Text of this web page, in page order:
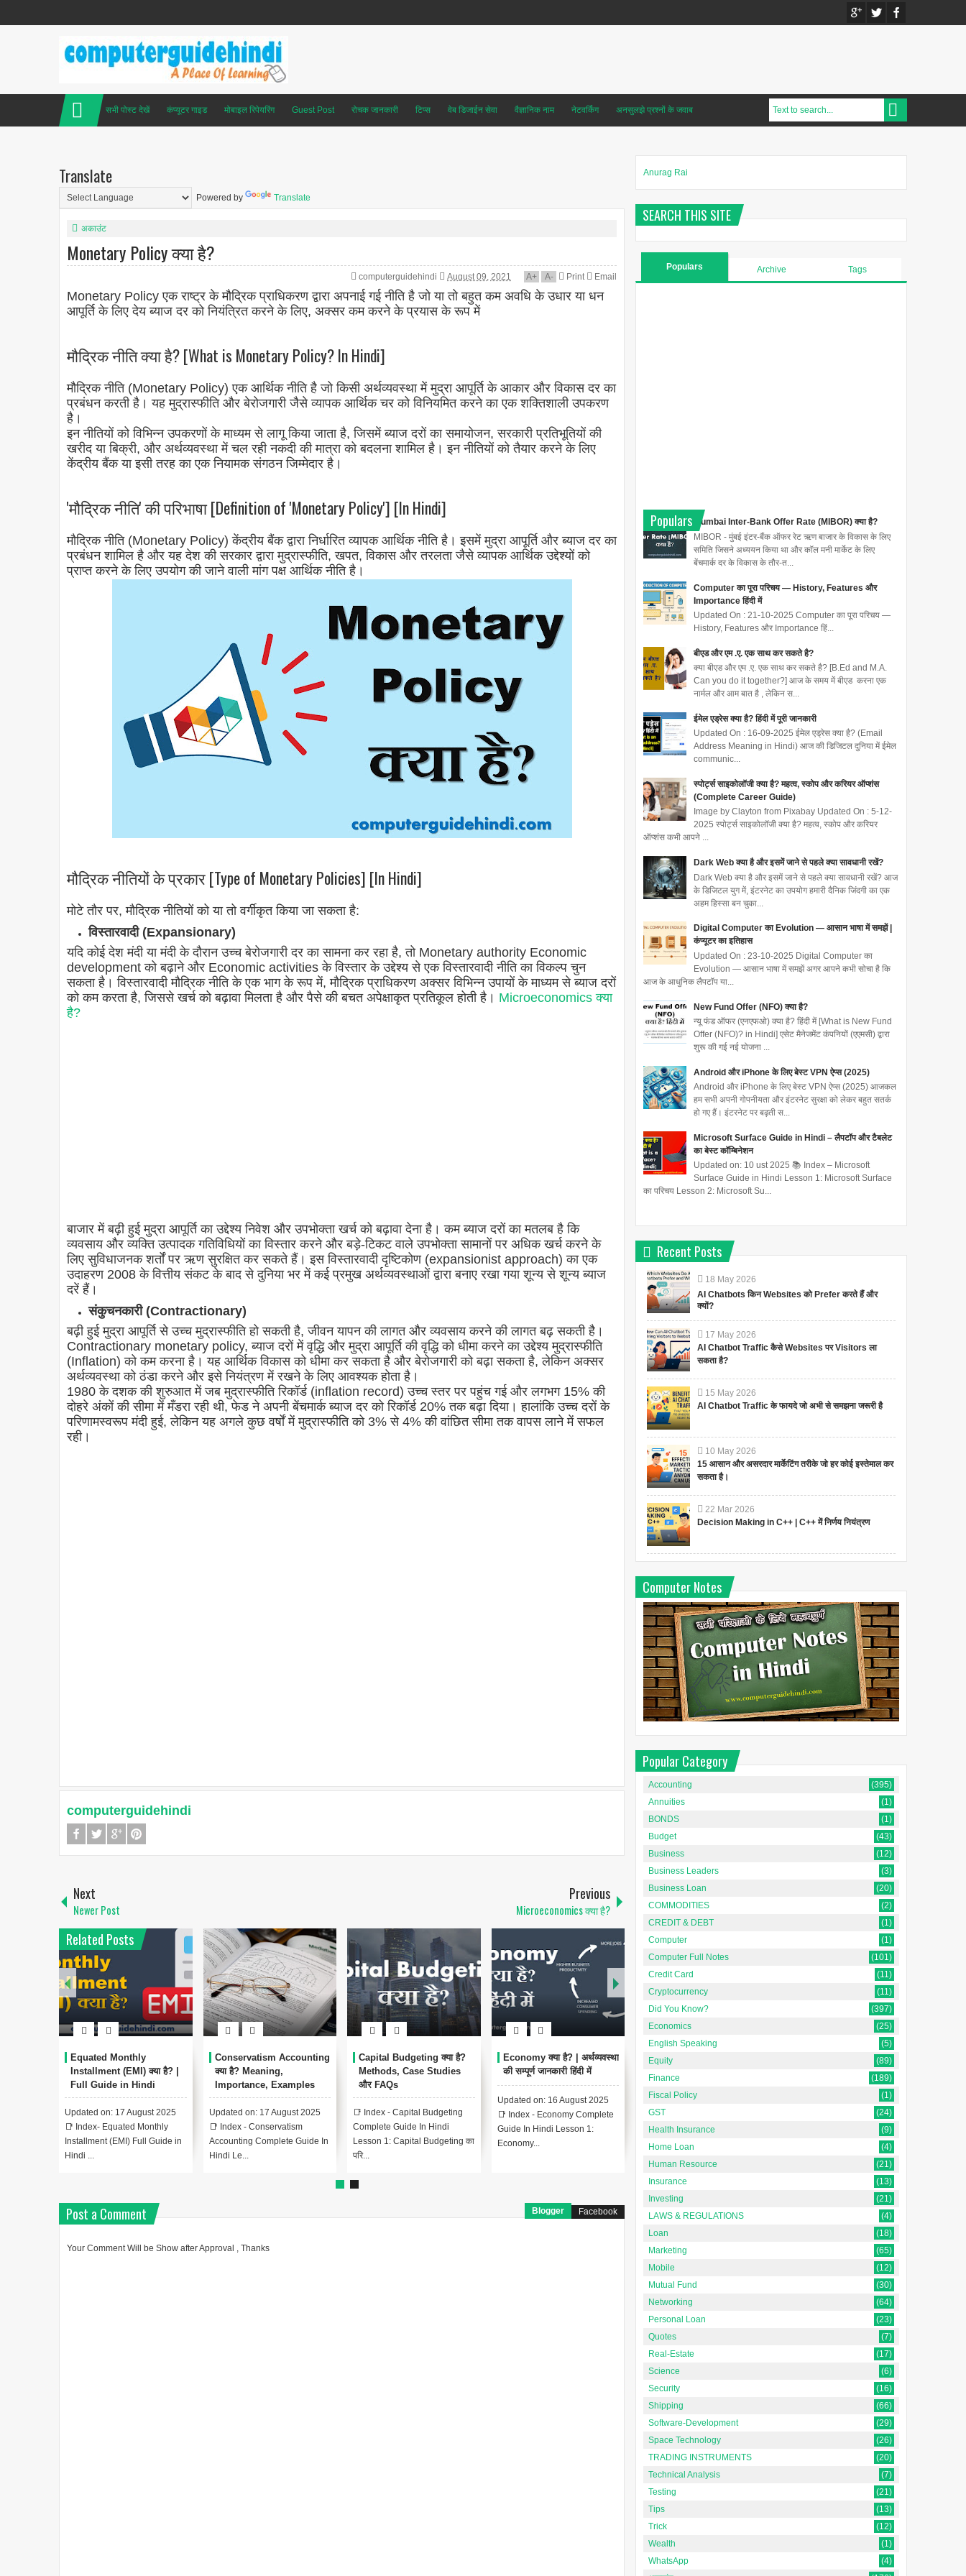
सभी पोस्ट देखें कंप्यूटर गाइड मोबाइल रिपेयरिंग Guest Post रोचक जानकारी टिप्स वेब डिजाईन सेवा वैज्ञानिक नाम नेटवर्किंग अनसुलझे प्रश्नों के जवाब
Translate
Powered by Translate
अकाउंट
Monetary Policy क्या है?
computerguidehindi August 09, 2021 A+ A- Print Email
Monetary Policy एक राष्ट्र के मौद्रिक प्राधिकरण द्वारा अपनाई गई नीति है जो या तो बहुत कम अवधि के उधार या धन
आपूर्ति के लिए देय ब्याज दर को नियंत्रित करने के लिए, अक्सर कम करने के प्रयास के रूप में
मौद्रिक नीति क्या है? [What is Monetary Policy? In Hindi]
मौद्रिक नीति (Monetary Policy) एक आर्थिक नीति है जो किसी अर्थव्यवस्था में मुद्रा आपूर्ति के आकार और विकास दर का
प्रबंधन करती है। यह मुद्रास्फीति और बेरोजगारी जैसे व्यापक आर्थिक चर को विनियमित करने का एक शक्तिशाली उपकरण
है।
इन नीतियों को विभिन्न उपकरणों के माध्यम से लागू किया जाता है, जिसमें ब्याज दरों का समायोजन, सरकारी प्रतिभूतियों की
खरीद या बिक्री, और अर्थव्यवस्था में चल रही नकदी की मात्रा को बदलना शामिल है। इन नीतियों को तैयार करने के लिए
केंद्रीय बैंक या इसी तरह का एक नियामक संगठन जिम्मेदार है।
'मौद्रिक नीति' की परिभाषा [Definition of 'Monetary Policy'] [In Hindi]
मौद्रिक नीति (Monetary Policy) केंद्रीय बैंक द्वारा निर्धारित व्यापक आर्थिक नीति है। इसमें मुद्रा आपूर्ति और ब्याज दर का
प्रबंधन शामिल है और यह देश की सरकार द्वारा मुद्रास्फीति, खपत, विकास और तरलता जैसे व्यापक आर्थिक उद्देश्यों को
प्राप्त करने के लिए उपयोग की जाने वाली मांग पक्ष आर्थिक नीति है।
मौद्रिक नीतियों के प्रकार [Type of Monetary Policies] [In Hindi]
मोटे तौर पर, मौद्रिक नीतियों को या तो वर्गीकृत किया जा सकता है:
विस्तारवादी (Expansionary)
यदि कोई देश मंदी या मंदी के दौरान उच्च बेरोजगारी दर का सामना कर रहा है, तो Monetary authority Economic
development को बढ़ाने और Economic activities के विस्तार के उद्देश्य से एक विस्तारवादी नीति का विकल्प चुन
सकता है। विस्तारवादी मौद्रिक नीति के एक भाग के रूप में, मौद्रिक प्राधिकरण अक्सर विभिन्न उपायों के माध्यम से ब्याज दरों
को कम करता है, जिससे खर्च को बढ़ावा मिलता है और पैसे की बचत अपेक्षाकृत प्रतिकूल होती है। Microeconomics क्या
है?
बाजार में बढ़ी हुई मुद्रा आपूर्ति का उद्देश्य निवेश और उपभोक्ता खर्च को बढ़ावा देना है। कम ब्याज दरों का मतलब है कि
व्यवसाय और व्यक्ति उत्पादक गतिविधियों का विस्तार करने और बड़े-टिकट वाले उपभोक्ता सामानों पर अधिक खर्च करने के
लिए सुविधाजनक शर्तों पर ऋण सुरक्षित कर सकते हैं। इस विस्तारवादी दृष्टिकोण (expansionist approach) का एक
उदाहरण 2008 के वित्तीय संकट के बाद से दुनिया भर में कई प्रमुख अर्थव्यवस्थाओं द्वारा बनाए रखा गया शून्य से शून्य ब्याज
दरें हैं।
संकुचनकारी (Contractionary)
बढ़ी हुई मुद्रा आपूर्ति से उच्च मुद्रास्फीति हो सकती है, जीवन यापन की लागत और व्यवसाय करने की लागत बढ़ सकती है।
Contractionary monetary policy, ब्याज दरों में वृद्धि और मुद्रा आपूर्ति की वृद्धि को धीमा करने का उद्देश्य मुद्रास्फीति
(Inflation) को कम करना है। यह आर्थिक विकास को धीमा कर सकता है और बेरोजगारी को बढ़ा सकता है, लेकिन अक्सर
अर्थव्यवस्था को ठंडा करने और इसे नियंत्रण में रखने के लिए आवश्यक होता है।
1980 के दशक की शुरुआत में जब मुद्रास्फीति रिकॉर्ड (inflation record) उच्च स्तर पर पहुंच गई और लगभग 15% की
दोहरे अंकों की सीमा में मँडरा रही थी, फेड ने अपनी बेंचमार्क ब्याज दर को रिकॉर्ड 20% तक बढ़ा दिया। हालांकि उच्च दरों के
परिणामस्वरूप मंदी हुई, लेकिन यह अगले कुछ वर्षों में मुद्रास्फीति को 3% से 4% की वांछित सीमा तक वापस लाने में सफल
रही।
computerguidehindi
Next
Newer Post
Previous
Microeconomics क्या है?
Related Posts
Equated Monthly
Installment (EMI) क्या है? |
Full Guide in Hindi
Updated on: 17 August 2025
📑 Index- Equated Monthly
Installment (EMI) Full Guide in
Hindi ...
Conservatism Accounting
क्या है? Meaning,
Importance, Examples
Updated on: 17 August 2025
📑 Index - Conservatism
Accounting Complete Guide In
Hindi Le...
Capital Budgeting क्या है?
Methods, Case Studies
और FAQs
📑 Index - Capital Budgeting
Complete Guide In Hindi
Lesson 1: Capital Budgeting का
परि...
Economy क्या है? | अर्थव्यवस्था
की सम्पूर्ण जानकारी हिंदी में
Updated on: 16 August 2025
📑 Index - Economy Complete
Guide In Hindi Lesson 1:
Economy...
Manual और Computerized
Manual और Computerized
Accounting के बीच अंतर क्या है? 🔍
परिचय: बदलते समय में अकाउंटिंग कैसे
Producer Surplus क्या है?
अर्थशास्त्र में उत्पादक अधिशेष को
Economics In Hindi]अर्थशा...
Post a Comment Blogger Facebook
Your Comment Will be Show after Approval , Thanks
Anurag Rai
SEARCH THIS SITE
Populars Archive Tags
Populars
Mumbai Inter-Bank Offer Rate (MIBOR) क्या है?
MIBOR - मुंबई इंटर-बैंक ऑफर रेट ऋण बाजार के विकास के लिए
समिति जिसने अध्ययन किया था और कॉल मनी मार्केट के लिए
बेंचमार्क दर के विकास के तौर-त...
Computer का पूरा परिचय — History, Features और
Importance हिंदी में
Updated On : 21-10-2025 Computer का पूरा परिचय —
History, Features और Importance हिं...
बीएड और एम .ए. एक साथ कर सकते है?
क्या बीएड और एम .ए. एक साथ कर सकते है? [B.Ed and M.A.
Can you do it together?] आज के समय में बीएड करना एक
नार्मल और आम बात है , लेकिन स...
ईमेल एड्रेस क्या है? हिंदी में पूरी जानकारी
Updated On : 16-09-2025 ईमेल एड्रेस क्या है? (Email
Address Meaning in Hindi) आज की डिजिटल दुनिया में ईमेल
communic...
स्पोर्ट्स साइकोलॉजी क्या है? महत्व, स्कोप और करियर ऑप्शंस
(Complete Career Guide)
Image by Clayton from Pixabay Updated On : 5-12-
2025 स्पोर्ट्स साइकोलॉजी क्या है? महत्व, स्कोप और करियर
ऑप्शंस कभी आपने ...
Dark Web क्या है और इसमें जाने से पहले क्या सावधानी रखें?
Dark Web क्या है और इसमें जाने से पहले क्या सावधानी रखें? आज
के डिजिटल युग में, इंटरनेट का उपयोग हमारी दैनिक जिंदगी का एक
अहम हिस्सा बन चुका...
Digital Computer का Evolution — आसान भाषा में समझें |
कंप्यूटर का इतिहास
Updated On : 23-10-2025 Digital Computer का
Evolution — आसान भाषा में समझें अगर आपने कभी सोचा है कि
आज के आधुनिक लैपटॉप या...
New Fund Offer (NFO) क्या है?
न्यू फंड ऑफर (एनएफओ) क्या है? हिंदी में [What is New Fund
Offer (NFO)? in Hindi] एसेट मैनेजमेंट कंपनियों (एएमसी) द्वारा
शुरू की गई नई योजना ...
Android और iPhone के लिए बेस्ट VPN ऐप्स (2025)
Android और iPhone के लिए बेस्ट VPN ऐप्स (2025) आजकल
हम सभी अपनी गोपनीयता और इंटरनेट सुरक्षा को लेकर बहुत सतर्क
हो गए हैं। इंटरनेट पर बढ़ती स...
Microsoft Surface Guide in Hindi – लैपटॉप और टैबलेट
का बेस्ट कॉम्बिनेशन
Updated on: 10 ust 2025 📚 Index – Microsoft
Surface Guide in Hindi Lesson 1: Microsoft Surface
का परिचय Lesson 2: Microsoft Su...
Recent Posts
18 May 2026
AI Chatbots किन Websites को Prefer करते हैं और
क्यों?
17 May 2026
AI Chatbot Traffic कैसे Websites पर Visitors ला
सकता है?
15 May 2026
AI Chatbot Traffic के फायदे जो अभी से समझना जरूरी है
10 May 2026
15 आसान और असरदार मार्केटिंग तरीके जो हर कोई इस्तेमाल कर
सकता है।
22 Mar 2026
Decision Making in C++ | C++ में निर्णय नियंत्रण
Computer Notes
Popular Category
Accounting
(395)
Annuities
(1)
BONDS
(1)
Budget
(43)
Business
(12)
Business Leaders
(3)
Business Loan
(20)
COMMODITIES
(2)
CREDIT & DEBT
(1)
Computer
(1)
Computer Full Notes
(101)
Credit Card
(11)
Cryptocurrency
(11)
Did You Know?
(397)
Economics
(25)
English Speaking
(5)
Equity
(89)
Finance
(189)
Fiscal Policy
(1)
GST
(24)
Health Insurance
(9)
Home Loan
(4)
Human Resource
(21)
Insurance
(13)
Investing
(21)
LAWS & REGULATIONS
(4)
Loan
(18)
Marketing
(65)
Mobile
(12)
Mutual Fund
(30)
Networking
(64)
Personal Loan
(23)
Quotes
(7)
Real-Estate
(17)
Science
(6)
Security
(16)
Shipping
(66)
Software-Development
(29)
Space Technology
(26)
TRADING INSTRUMENTS
(20)
Technical Analysis
(7)
Testing
(21)
Tips
(13)
Trick
(12)
Wealth
(1)
WhatsApp
(4)